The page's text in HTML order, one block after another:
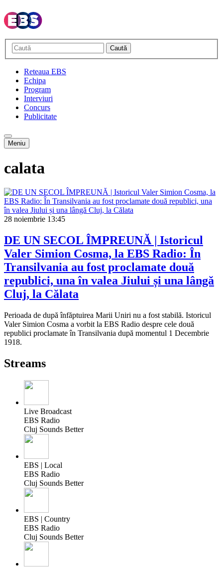
Caută
Reteaua EBS
Echipa
Program
Interviuri
Concurs
Publicitate
Meniu
calata
28 noiembrie 13:45
DE UN SECOL ÎMPREUNĂ | Istoricul
Valer Simion Cosma, la EBS Radio: În
Transilvania au fost proclamate două
republici, una în valea Jiului și una lângă
Cluj, la Călata
Perioada de după înfăptuirea Marii Uniri nu a fost stabilă. Istoricul
Valer Simion Cosma a vorbit la EBS Radio despre cele două
republici proclamate în Transilvania după momentul 1 Decembrie
1918.
Streams
Live Broadcast
EBS Radio
Cluj Sounds Better
EBS | Local
EBS Radio
Cluj Sounds Better
EBS | Country
EBS Radio
Cluj Sounds Better